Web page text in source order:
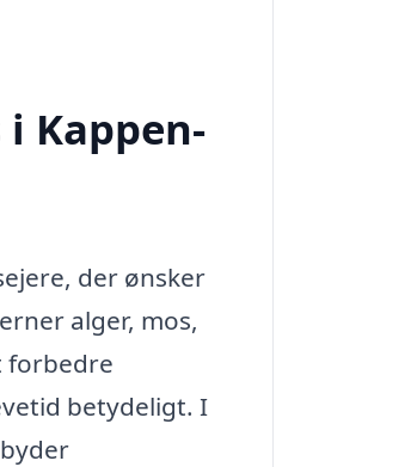
i Kappen­
der ønsker
alger, mos,
forbedre
betydeligt. I